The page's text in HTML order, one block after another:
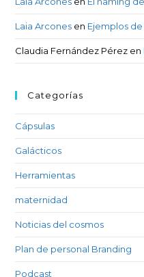
Laia Arcones en Ejemplos
Claudia Fernández Pérez en
Categorías
Cápsulas
Galácticos
Herramientas
maternidad
Noticias del cosmos
Plan de personal Branding
Podcast